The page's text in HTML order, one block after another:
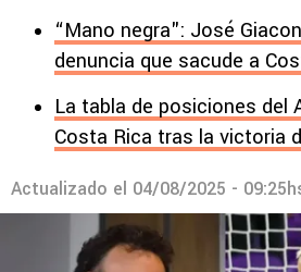
“Mano negra": José
denuncia que sacude a
La tabla de posiciones del
Costa Rica tras la victoria
Actualizado el 04/08/2025 -